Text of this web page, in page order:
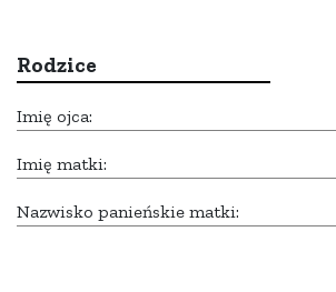
Rodzice
Imię ojca:
Imię matki:
Nazwisko panieńskie matki: